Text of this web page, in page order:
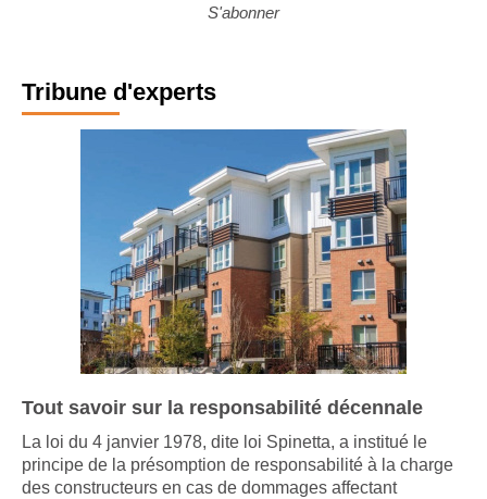
S'abonner
Tribune d'experts
Tout savoir sur la responsabilité décennale
La loi du 4 janvier 1978, dite loi Spinetta, a institué le
principe de la présomption de responsabilité à la charge
des constructeurs en cas de dommages affectant